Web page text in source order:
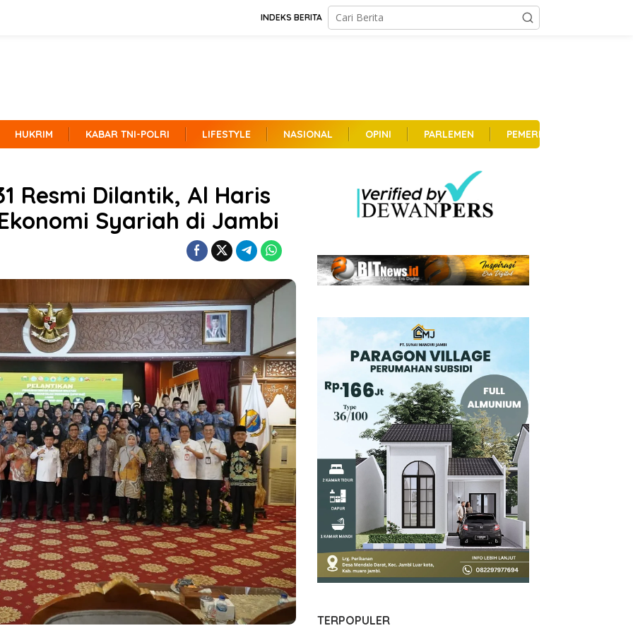
INDEKS BERITA
HUKRIM KABAR TNI-POLRI LIFESTYLE NASIONAL OPINI PARLEMEN PEMERINTAHAN
Resmi Dilantik, Al Haris
Syariah di Jambi
TERPOPULER